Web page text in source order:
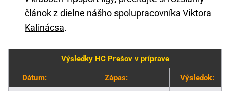
článok z dielne nášho spolupracovníka Viktora
Kalinácsa.
Výsledky HC Prešov v príprave
Dátum: Zápas: Výsledok: